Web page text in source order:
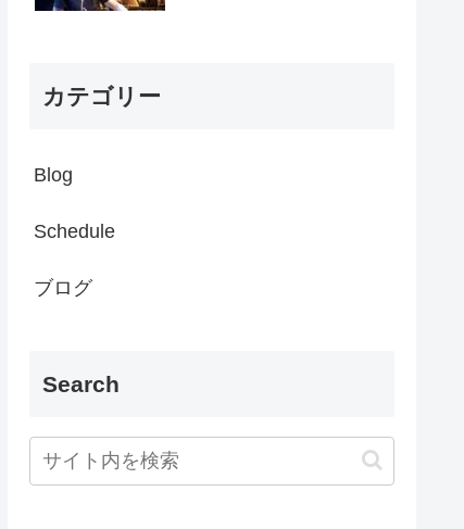
カテゴリー
Blog
Schedule
ブログ
Search